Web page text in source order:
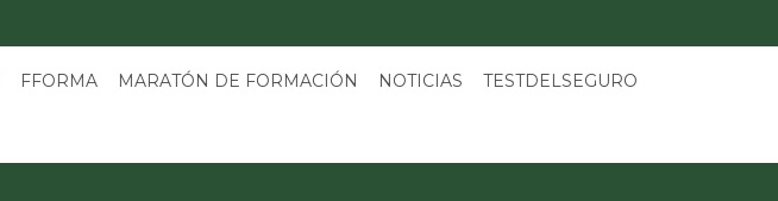
FFORMA MARATÓN DE FORMACIÓN NOTICIAS
TESTDELSEGURO